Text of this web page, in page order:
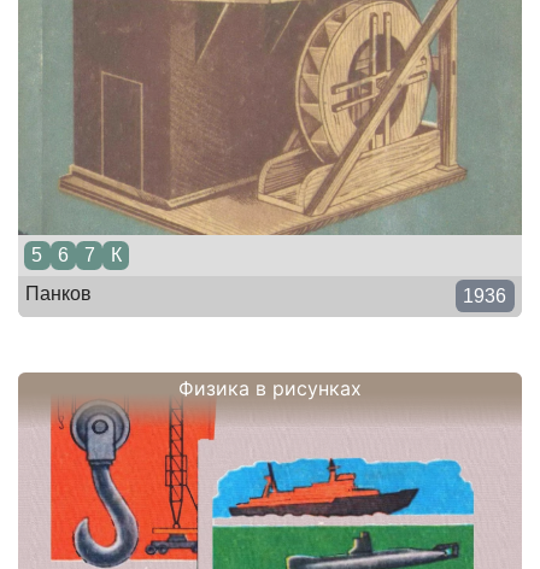
5 6 7
К
Панков
1936
Физика в рисунках